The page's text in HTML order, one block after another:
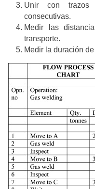
Unir con
consecutivas.
Medir las
transporte.
Medir la duración